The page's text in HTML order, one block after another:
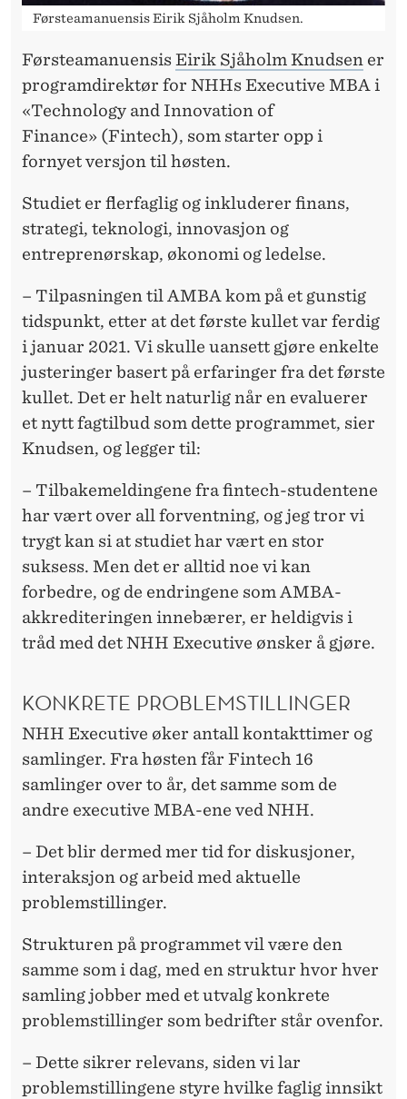
Førsteamanuensis Eirik Sjåholm Knudsen.
FørsteamanuensisEirik Sjåholm Knudsen er
programdirektør for NHHs Executive MBA i
«Technology and Innovation of
Finance» (Fintech), som starter opp i
fornyet versjon til høsten.
Studiet er flerfaglig og inkluderer finans,
strategi, teknologi, innovasjon og
entreprenørskap, økonomi og ledelse.
– Tilpasningen til AMBA kom på et gunstig
tidspunkt, etter at det første kullet var ferdig
i januar 2021. Vi skulle uansett gjøre enkelte
justeringer basert på erfaringer fra det første
kullet. Det er helt naturlig når en evaluerer
et nytt fagtilbud som dette programmet, sier
Knudsen, og legger til:
– Tilbakemeldingene fra fintech-studentene
har vært over all forventning, og jeg tror vi
trygt kan si at studiet har vært en stor
suksess. Men det er alltid noe vi kan
forbedre, og de endringene som AMBA-
akkrediteringen innebærer, er heldigvis i
tråd med det NHH Executive ønsker å gjøre.
KONKRETE PROBLEMSTILLINGER
NHH Executive øker antall kontakttimer og
samlinger. Fra høsten får Fintech 16
samlinger over to år, det samme som de
andre executive MBA-ene ved NHH.
– Det blir dermed mer tid for diskusjoner,
interaksjon og arbeid med aktuelle
problemstillinger.
Strukturen på programmet vil være den
samme som i dag, med en struktur hvor hver
samling jobber med et utvalg konkrete
problemstillinger som bedrifter står ovenfor.
– Dette sikrer relevans, siden vi lar
problemstillingene styre hvilke faglig innsikt